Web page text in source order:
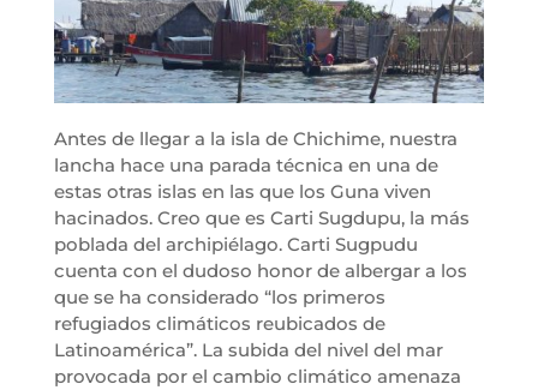
Antes de llegar a la isla de Chichime, nuestra
lancha hace una parada técnica en una de
estas otras islas en las que los Guna viven
hacinados. Creo que es Carti Sugdupu, la más
poblada del archipiélago. Carti Sugpudu
cuenta con el dudoso honor de albergar a los
que se ha considerado “los primeros
refugiados climáticos reubicados de
Latinoamérica”. La subida del nivel del mar
provocada por el cambio climático amenaza